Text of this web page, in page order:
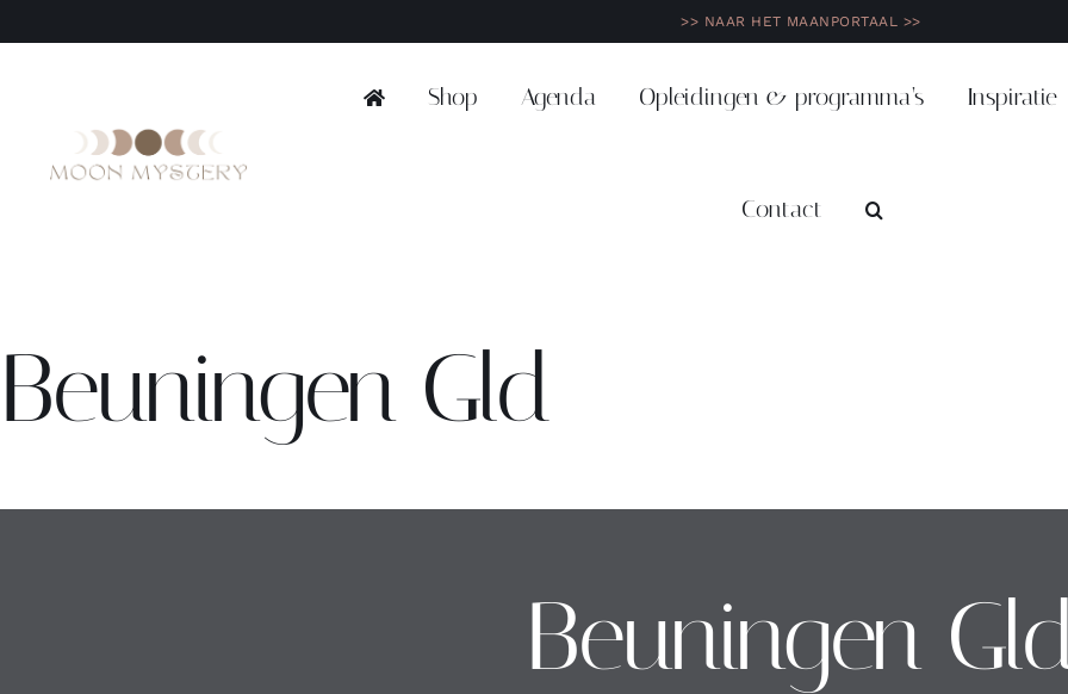
naar
>> NAAR HET MAANPORTAAL >>
Shop Agenda Opleidingen & programma’s Inspiratie
Contact
Beuningen Gld
Beuningen